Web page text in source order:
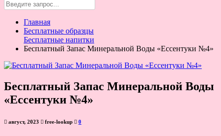
Главная
Бесплатные образцы
Бесплатные напитки
Бесплатный Запас Минеральной Воды «Ессентуки №4»
Бесплатный Запас Минеральной Воды
«Ессентуки №4»
август, 2023 free-lookup 0